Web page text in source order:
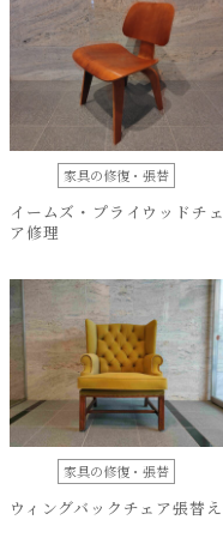
家具の修復・張替
イームズ・プライウッドチェ
ア修理
家具の修復・張替
ウィングバックチェア張替え